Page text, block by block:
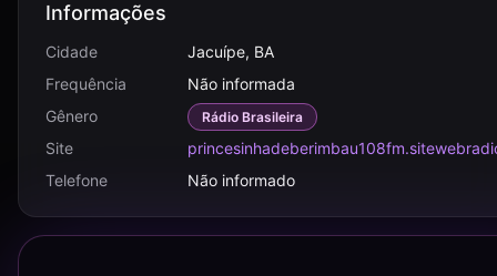
Informações
Cidade
Jacuípe, BA
Frequência
Não informada
Gênero
Rádio Brasileira
Site
Telefone
Não informado